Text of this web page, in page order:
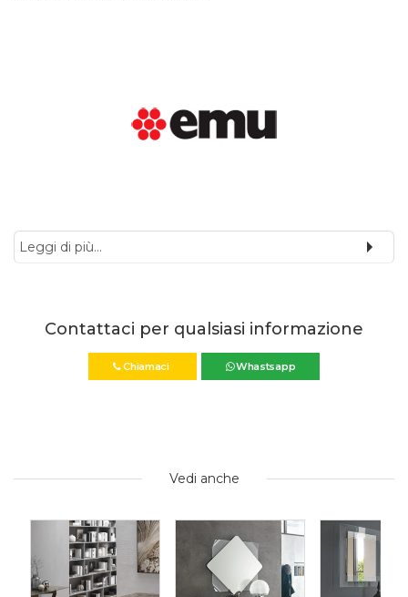
Leggi di più...
Contattaci per qualsiasi informazione
Chiamaci Whastsapp
Vedi anche